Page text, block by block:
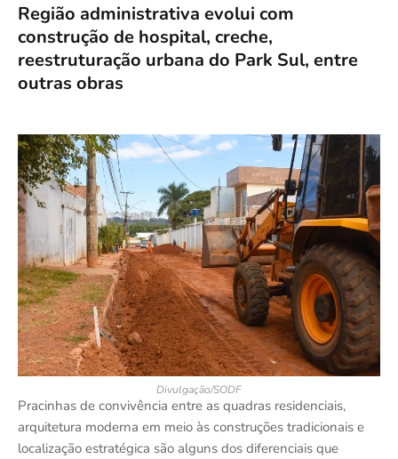
Região administrativa evolui com
construção de hospital, creche,
reestruturação urbana do Park Sul, entre
outras obras
Divulgação/SODF
Pracinhas de convivência entre as quadras residenciais,
arquitetura moderna em meio às construções tradicionais e
localização estratégica são alguns dos diferenciais que